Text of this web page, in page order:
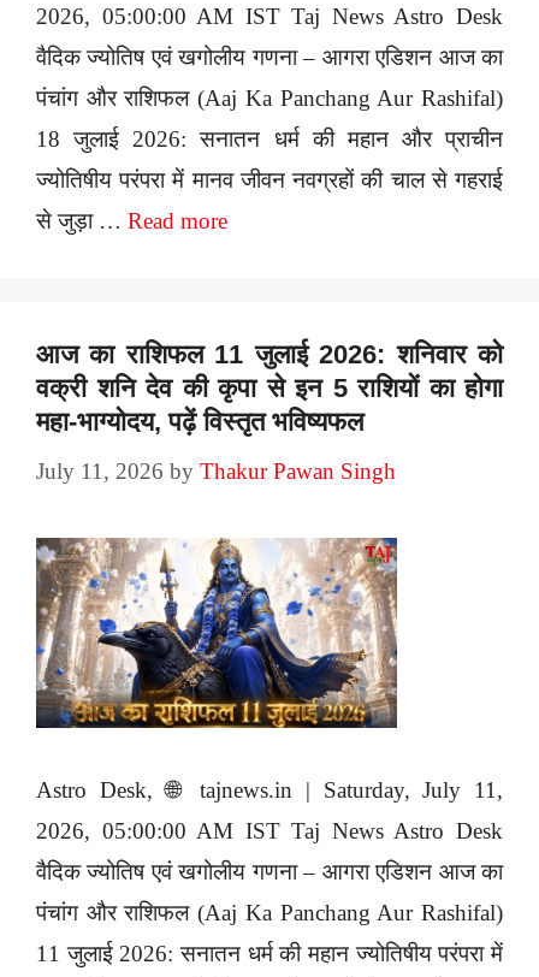
2026, 05:00:00 AM IST Taj News Astro Desk
वैदिक ज्योतिष एवं खगोलीय गणना – आगरा एडिशन आज का
पंचांग और राशिफल (Aaj Ka Panchang Aur Rashifal)
18 जुलाई 2026: सनातन धर्म की महान और प्राचीन
ज्योतिषीय परंपरा में मानव जीवन नवग्रहों की चाल से गहराई
से जुड़ा … Read more
आज का राशिफल 11 जुलाई 2026: शनिवार को
वक्री शनि देव की कृपा से इन 5 राशियों का होगा
महा-भाग्योदय, पढ़ें विस्तृत भविष्यफल
July 11, 2026 by Thakur Pawan Singh
Astro Desk, 🌐 tajnews.in | Saturday, July 11,
2026, 05:00:00 AM IST Taj News Astro Desk
वैदिक ज्योतिष एवं खगोलीय गणना – आगरा एडिशन आज का
पंचांग और राशिफल (Aaj Ka Panchang Aur Rashifal)
11 जुलाई 2026: सनातन धर्म की महान ज्योतिषीय परंपरा में